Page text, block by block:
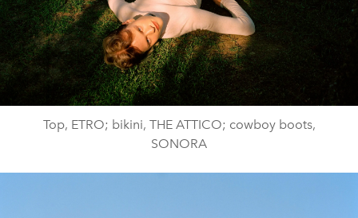
Top, ETRO; bikini, THE ATTICO; cowboy boots,
SONORA